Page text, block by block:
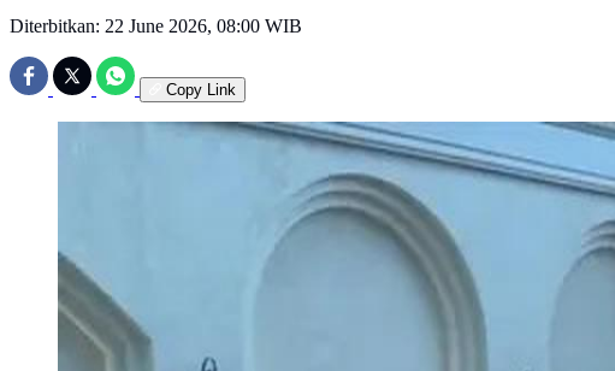
Diterbitkan: 22 June 2026, 08:00 WIB
Copy Link